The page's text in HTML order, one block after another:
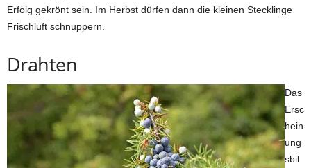
Erfolg gekrönt sein. Im Herbst dürfen dann die kleinen Stecklinge
Frischluft schnuppern.
Drahten
Das
Ersc
hein
ung
sbil